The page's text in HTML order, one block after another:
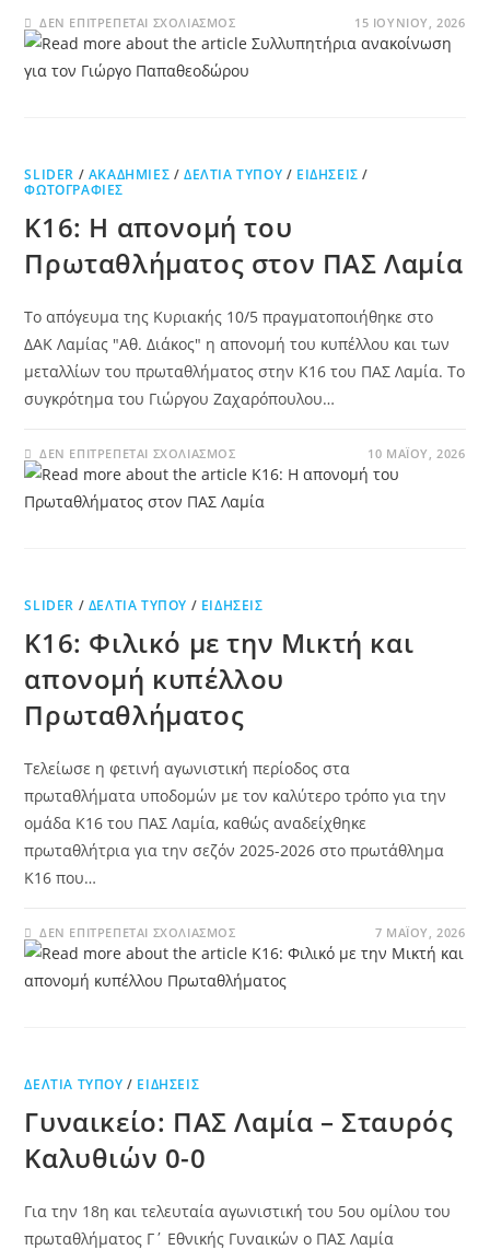
ΔΕΝ ΕΠΙΤΡΈΠΕΤΑΙ ΣΧΟΛΙΑΣΜΌΣ 15 ΙΟΥΝΊΟΥ, 2026
SLIDER / ΑΚΑΔΗΜΊΕΣ /ΔΕΛΤΊΑ ΤΎΠΟΥ / ΕΙΔΉΣΕΙΣ /
ΦΩΤΟΓΡΑΦΊΕΣ
Κ16: Η απονομή του
Πρωταθλήματος στον ΠΑΣ Λαμία
Το απόγευμα της Κυριακής 10/5 πραγματοποιήθηκε στο
ΔΑΚ Λαμίας "Αθ. Διάκος" η απονομή του κυπέλλου και των
μεταλλίων του πρωταθλήματος στην Κ16 του ΠΑΣ Λαμία. Το
συγκρότημα του Γιώργου Ζαχαρόπουλου…
ΔΕΝ ΕΠΙΤΡΈΠΕΤΑΙ ΣΧΟΛΙΑΣΜΌΣ 10 ΜΑΪ́ΟΥ, 2026
SLIDER / ΔΕΛΤΊΑ ΤΎΠΟΥ / ΕΙΔΉΣΕΙΣ
Κ16: Φιλικό με την Μικτή και
απονομή κυπέλλου
Πρωταθλήματος
Τελείωσε η φετινή αγωνιστική περίοδος στα
πρωταθλήματα υποδομών με τον καλύτερο τρόπο για την
ομάδα Κ16 του ΠΑΣ Λαμία, καθώς αναδείχθηκε
πρωταθλήτρια για την σεζόν 2025-2026 στο πρωτάθλημα
Κ16 που…
ΔΕΝ ΕΠΙΤΡΈΠΕΤΑΙ ΣΧΟΛΙΑΣΜΌΣ 7 ΜΑΪ́ΟΥ, 2026
ΔΕΛΤΊΑ ΤΎΠΟΥ / ΕΙΔΉΣΕΙΣ
Γυναικείο: ΠΑΣ Λαμία – Σταυρός
Καλυθιών 0-0
Για την 18η και τελευταία αγωνιστική του 5ου ομίλου του
πρωταθλήματος Γ΄ Εθνικής Γυναικών ο ΠΑΣ Λαμία